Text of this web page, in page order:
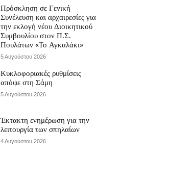
Πρόσκληση σε Γενική
Συνέλευση και αρχαιρεσίες για
την εκλογή νέου Διοικητικού
Συμβουλίου στον Π.Σ.
Πουλάτων «Το Αγκαλάκι»
5 Αυγούστου 2026
Κυκλοφοριακές ρυθμίσεις
απόψε στη Σάμη
5 Αυγούστου 2026
Έκτακτη ενημέρωση για την
λειτουργία των σπηλαίων
4 Αυγούστου 2026